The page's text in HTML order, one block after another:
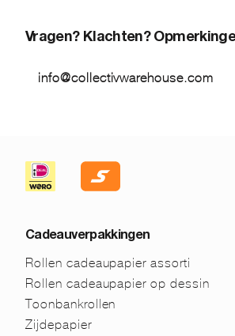
Vragen? Klachten?
info@collectivwarehouse.com
Cadeauverpakkingen
Rollen cadeaupapier assorti
Rollen cadeaupapier op dessin
Toonbankrollen
Zijdepapier